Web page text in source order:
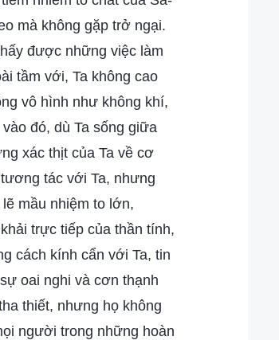
mà không gặp trở ngại.
được những việc làm
tầm với, Ta không cao
vô hình như không khí,
đó, dù Ta sống giữa
xác thịt của Ta về cơ
tác với Ta, nhưng
mầu nhiệm to lớn,
trực tiếp của thần tính,
cách kính cẩn với Ta, tin
oai nghi và cơn thạnh
thiết, nhưng họ không
người trong những hoàn